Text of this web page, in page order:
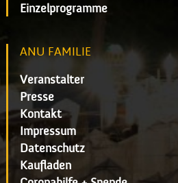
Einzelprogramme
ANU FAMILIE
Veranstalter
Presse
Kontakt
Impressum
Datenschutz
Kaufladen